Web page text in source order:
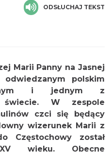
ODSŁUCHAJ TEKST
Marii Panny na Jasnej
polskim
i jednym z
świecie. W zespole
czci się będący
wizerunek Marii z
Częstochowy został
wieku. Obecne